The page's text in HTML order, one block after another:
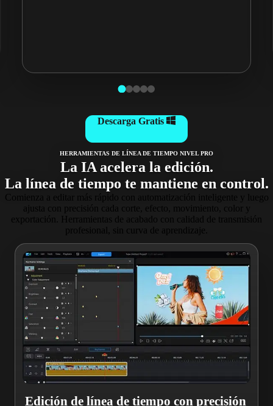
Descarga Gratis
HERRAMIENTAS DE LÍNEA DE TIEMPO NIVEL PRO
La IA acelera la edición.
La línea de tiempo te mantiene en control.
Comienza a editar más rápido con automatización inteligente y luego
ajusta con precisión cada corte, efecto, movimiento, color y
exportación. Herramientas de acabado con calidad de transmisión
profesional, sin curva de aprendizaje.
Edición de línea de tiempo con precisión